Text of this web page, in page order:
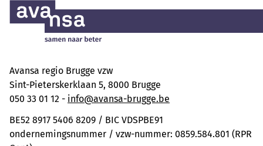
Avansa regio Brugge vzw
Sint-Pieterskerklaan 5, 8000 Brugge
050 33 01 12 - info@avansa-brugge.be
BE52 8917 5406 8209 / BIC VDSPBE91
ondernemingsnummer / vzw-nummer: 0859.584.801 (RPR